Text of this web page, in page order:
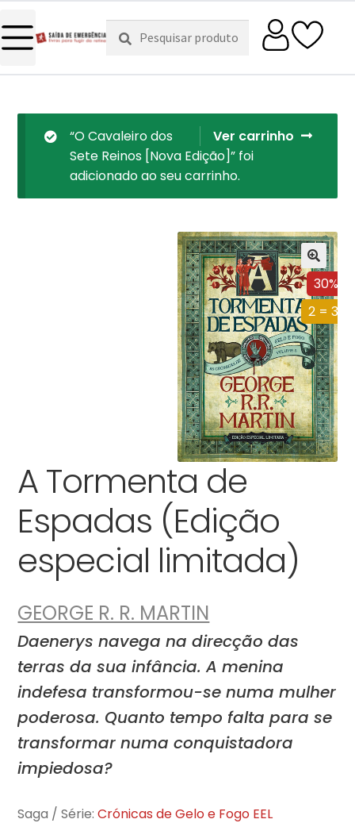
Pesquisar
por:
Pesquisa
Ver carrinho
“O Cavaleiro dos
Sete Reinos [Nova Edição]” foi
adicionado ao seu carrinho.
30%
2 = 3
A Tormenta de
Espadas (Edição
especial limitada)
GEORGE R. R. MARTIN
Daenerys navega na direcção das
terras da sua infância. A menina
indefesa transformou-se numa mulher
poderosa. Quanto tempo falta para se
transformar numa conquistadora
impiedosa?
Saga / Série: Crónicas de Gelo e Fogo EEL